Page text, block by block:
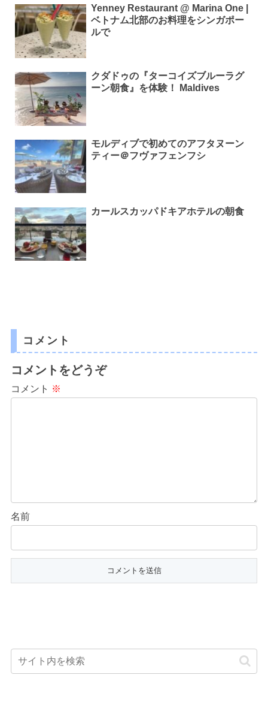
Yenney Restaurant @ Marina One |
ベトナム北部のお料理をシンガポー
ルで
クダドゥの『ターコイズブルーラグ
ーン朝食』を体験！ Maldives
モルディブで初めてのアフタヌーン
ティー＠フヴァフェンフシ
カールスカッパドキアホテルの朝食
コメント
コメントをどうぞ
コメント ※
名前